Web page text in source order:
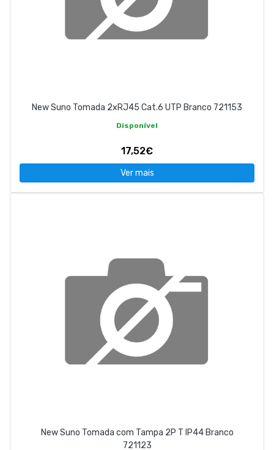
New Suno Tomada 2xRJ45 Cat.6 UTP Branco 721153
Disponível
17,52€
Ver mais
New Suno Tomada com Tampa 2P T IP44 Branco
721123